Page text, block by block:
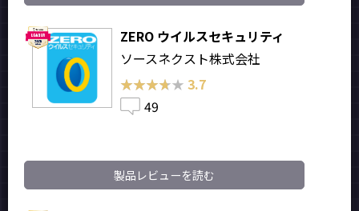
ZERO ウイルスセキュリティ
ソースネクスト株式会社
★★★★★
★★★★★ 3.7
49
製品レビューを読む